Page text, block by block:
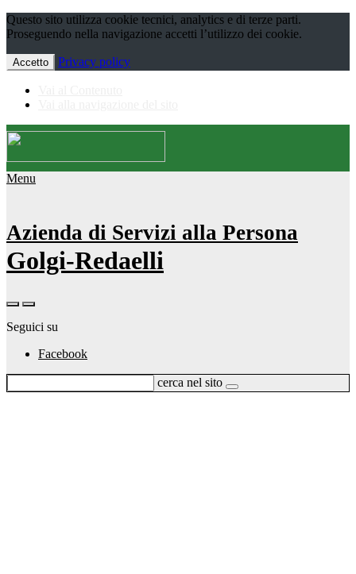
Questo sito utilizza cookie tecnici, analytics e di terze parti.
Proseguendo nella navigazione accetti l’utilizzo dei cookie.
Accetto Privacy policy
Menu
Azienda di Servizi alla Persona
Golgi-Redaelli
Seguici su
Facebook
cerca nel sito